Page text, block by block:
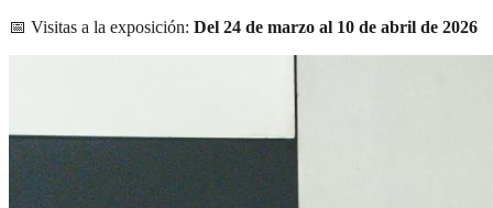
📅 Visitas a la exposición: Del 24 de marzo al 10 de abril de 2026